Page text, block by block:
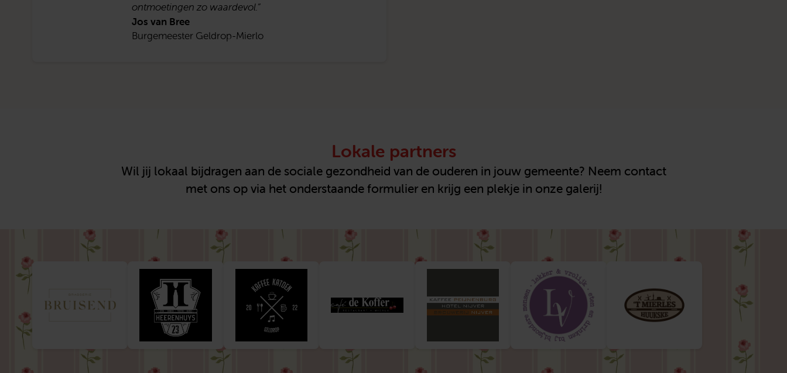
ontmoetingen zo waardevol.”
Jos van Bree
Burgemeester Geldrop-Mierlo
Lokale partners
Wil jij lokaal bijdragen aan de sociale gezondheid van de ouderen in jouw gemeente? Neem contact
met ons op via het onderstaande formulier en krijg een plekje in onze galerij!